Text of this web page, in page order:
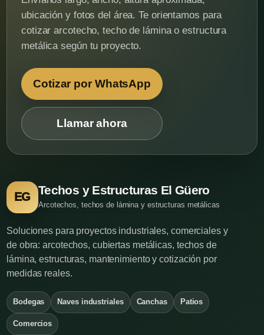
ubicación y fotos del área. Te orientamos para
cotizar arcotecho, techo de lámina o estructura
metálica según tu proyecto.
Cotizar por WhatsApp
Llamar ahora
EG
Techos y Estructuras El Güero
Arcotechos, techos de lámina y estructuras metálicas
Soluciones para proyectos industriales, comerciales y
de obra: arcotechos, cubiertas metálicas, techos de
lámina, estructuras, mantenimiento y cotización por
medidas reales.
Bodegas Naves industriales Canchas Patios
Comercios